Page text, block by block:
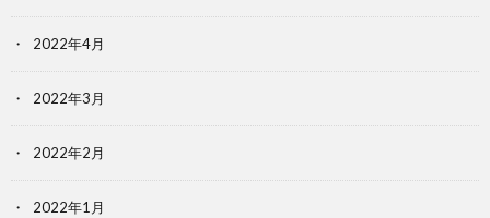
2022年4月
2022年3月
2022年2月
2022年1月